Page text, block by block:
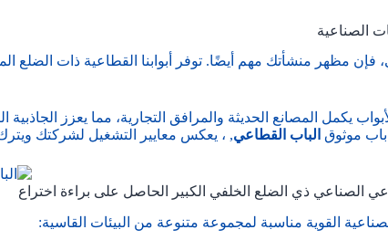
الصناعية
فإن مظهر منشأتك مهم أيضًا. توفر أبوابنا القطاعية ذات
يكمل المصانع الحديثة والمرافق التجارية، مما يعزز
موثوق الباب القطاعي, ، يعكس معايير التشغيل لشركتك ويترك
الصناعي ذي الضلع الخلفي الكبير الحاصل على براءة اختراع
القوية مناسبة لمجموعة متنوعة من البيئات القاسية: